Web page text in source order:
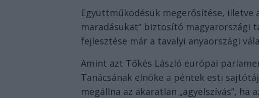
Együttműködésük megerősítése, illetve
maradásukat” biztosító magyarországi
fejlesztése már a tavalyi anyaországi
Amint azt Tőkés László európai
Tanácsának elnöke a péntek esti
megállna az akaratlan „agyelszívás”,